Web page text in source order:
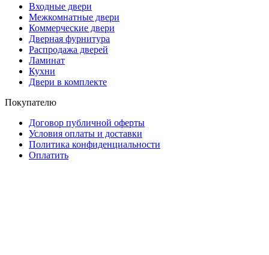
Входные двери
Межкомнатные двери
Коммерческие двери
Дверная фурнитура
Распродажа дверей
Ламинат
Кухни
Двери в комплекте
Покупателю
Договор публичной оферты
Условия оплаты и доставки
Политика конфиденциальности
Оплатить